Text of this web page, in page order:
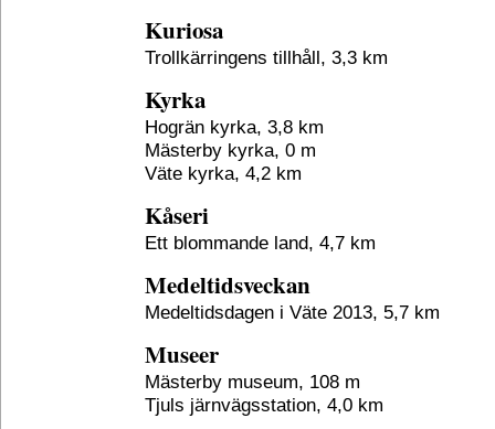
Kuriosa
Trollkärringens tillhåll, 3,3 km
Kyrka
Hogrän kyrka, 3,8 km
Mästerby kyrka, 0 m
Väte kyrka, 4,2 km
Kåseri
Ett blommande land, 4,7 km
Medeltidsveckan
Medeltidsdagen i Väte 2013, 5,7 km
Museer
Mästerby museum, 108 m
Tjuls järnvägsstation, 4,0 km